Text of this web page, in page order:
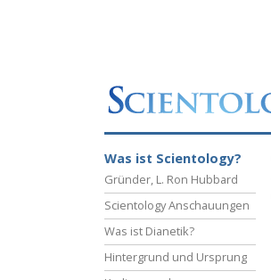
Was ist Scientology?
Gründer, L. Ron Hubbard
Scientology Anschauungen
Was ist Dianetik?
Hintergrund und Ursprung